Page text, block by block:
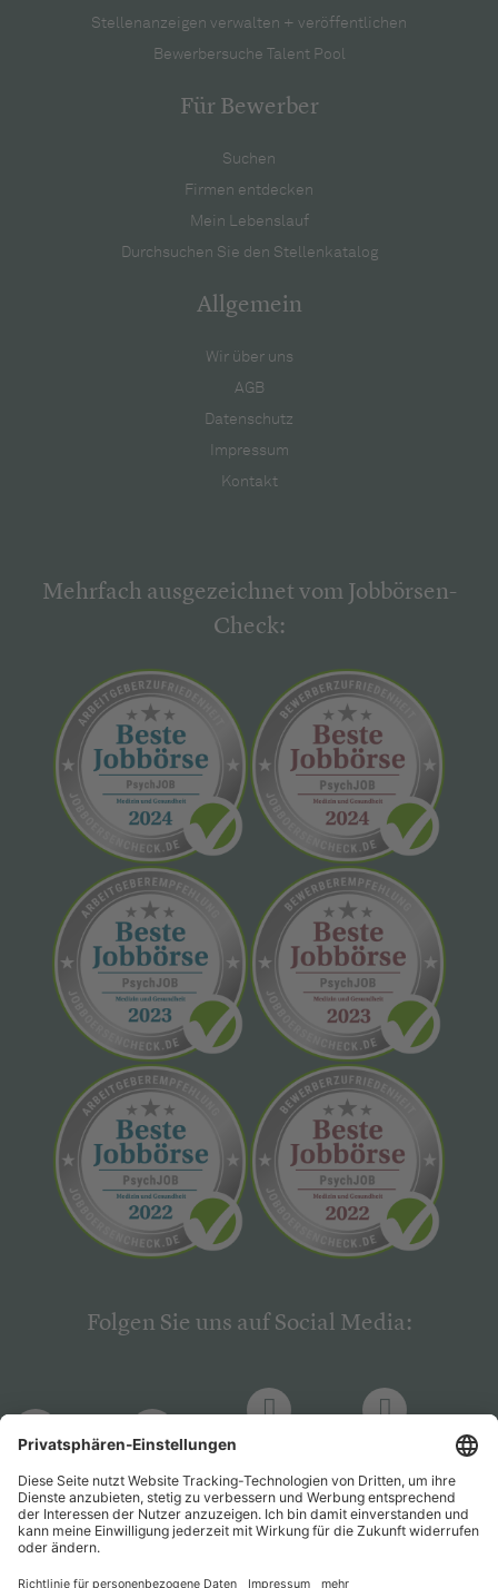
Stellenanzeigen verwalten + veröffentlichen
Bewerbersuche Talent Pool
Für Bewerber
Suchen
Firmen entdecken
Mein Lebenslauf
Durchsuchen Sie den Stellenkatalog
Allgemein
Wir über uns
AGB
Datenschutz
Impressum
Kontakt
Mehrfach ausgezeichnet vom Jobbörsen-
Check:
Folgen Sie uns auf Social Media:
PsychJOB PsychJOB
Hogrefe
Verlag
Hogrefe
Verlag